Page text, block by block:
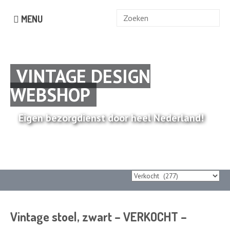
MENU
Zoek
VINTAGE DESIGN
WEBSHOP
Eigen bezorgdienst door heel Nederland!
Vintage stoel, zwart – VERKOCHT –